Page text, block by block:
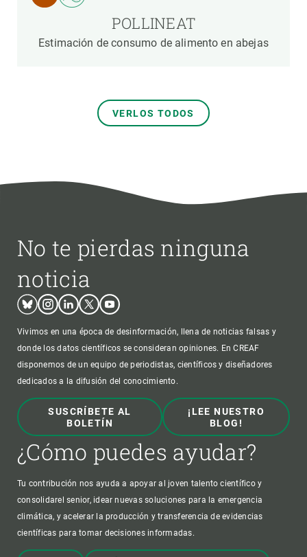
POLLINEAT
Estimación de consumo de alimento en abejas
VERLOS TODOS
No te pierdas ninguna
noticia
BlueskyInstagram
LinkedinTwitterYoutube
Vivimos en una época de desinformación, llena de noticias falsas y
donde los datos científicos se consideran opiniones. En CREAF
disponemos de un equipo de periodistas, científicos y diseñadores
dedicados a la difusión del conocimiento.
SUSCRÍBETE AL
BOLETÍN
¡LEE NUESTRO
BLOG!
¿Cómo puedes ayudar?
Tu contribución nos ayuda a apoyar al joven talento científico y
consolidarel senior, idear nuevas soluciones para la emergencia
climática, y acelerar la producción y transferencia de evidencias
científicas para tomar decisiones informadas.